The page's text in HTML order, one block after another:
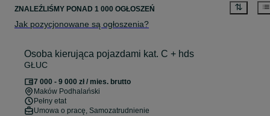
ZNALEŹLIŚMY PONAD 1 000 OGŁOSZEŃ
Jak pozycjonowane są ogłoszenia?
Osoba kierująca pojazdami kat. C + hds
GŁUC
7 000 - 9 000 zł / mies. brutto
Maków Podhalański
Pełny etat
Umowa o pracę, Samozatrudnienie